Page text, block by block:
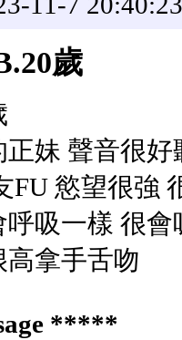
歲
妹 聲音很好
FU 慾望很強
吸一樣 很會
高拿手舌吻
*****